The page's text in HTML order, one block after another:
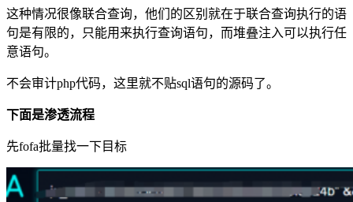
这种情况很像联合查询，他们的区别就在于联合查询执行的语
句是有限的，只能用来执行查询语句，而堆叠注入可以执行任
意语句。
不会审计php代码，这里就不贴sql语句的源码了。
下面是渗透流程
先fofa批量找一下目标